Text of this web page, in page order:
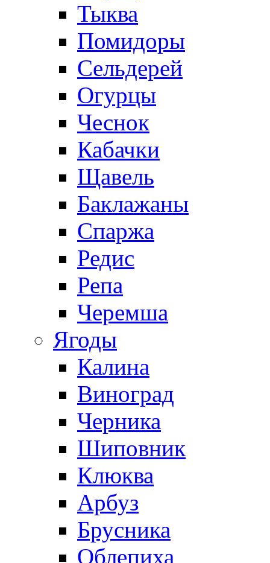
Тыква
Помидоры
Сельдерей
Огурцы
Чеснок
Кабачки
Щавель
Баклажаны
Спаржа
Редис
Репа
Черемша
Ягоды
Калина
Виноград
Черника
Шиповник
Клюква
Арбуз
Брусника
Облепиха